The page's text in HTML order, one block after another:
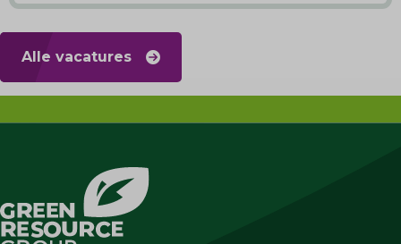
Alle vacatures